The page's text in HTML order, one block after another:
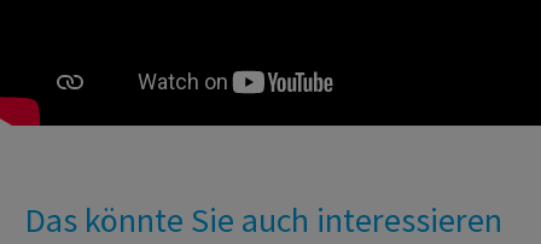
Das könnte Sie auch interessieren